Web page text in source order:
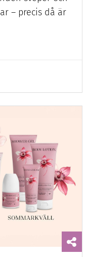
– precis då är